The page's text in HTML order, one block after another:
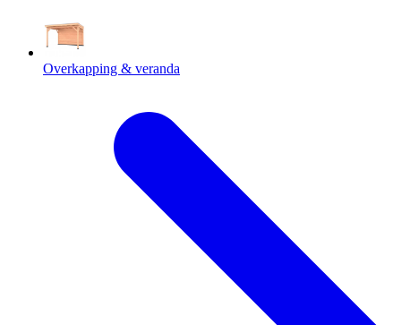
Overkapping & veranda